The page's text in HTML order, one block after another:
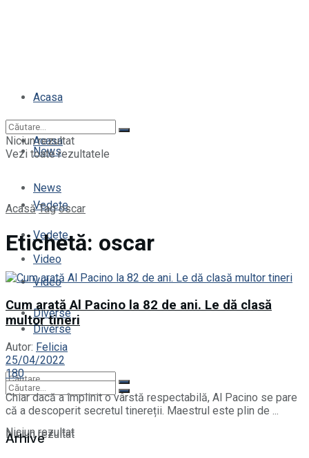
Acasa
News
Vedete
Video
Diverse
Niciun rezultat
Acasa
News
Vedete
Video
Diverse
Niciun rezultat
Niciun rezultat
Vezi toate rezultatele
Acasă Tag oscar
Etichetă: oscar
Cum arată Al Pacino la 82 de ani. Le dă clasă
multor tineri
Autor: Felicia
25/04/2022
180
Chiar dacă a împlinit o vârstă respectabilă, Al Pacino se pare
că a descoperit secretul tinereții. Maestrul este plin de ...
Arhive